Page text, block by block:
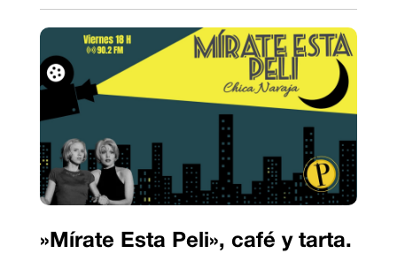
»Mírate Esta Peli», café y tarta.